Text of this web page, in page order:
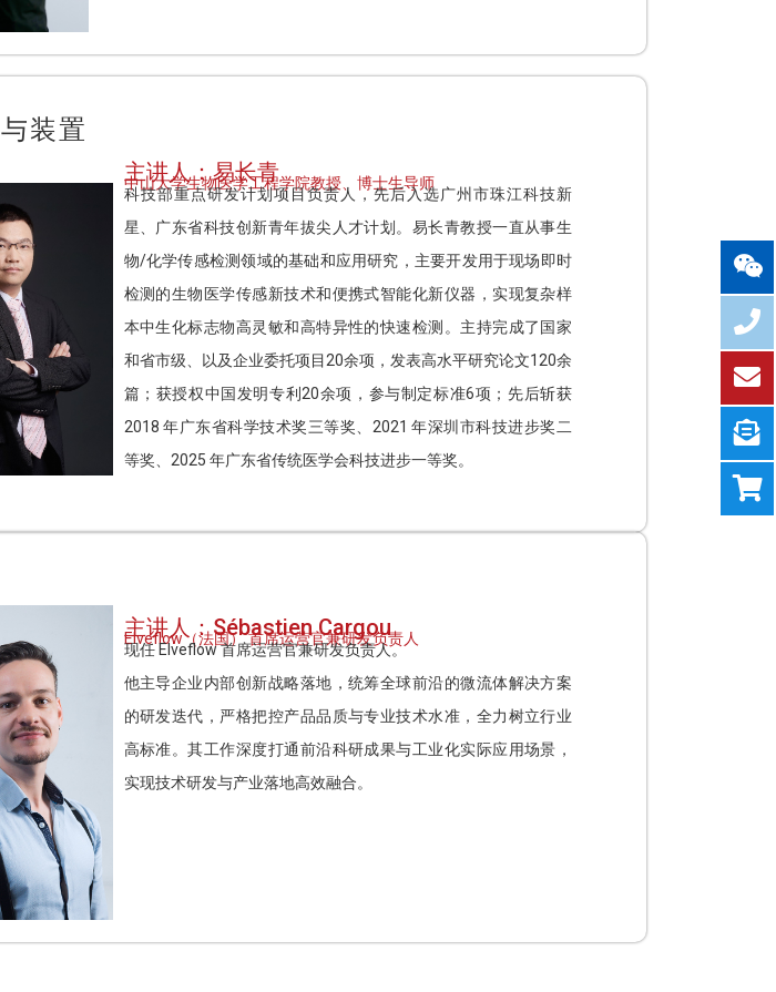
装置
主讲人：易长青
中山大学生物医学工程学院教授、博士生导师
科技部重点研发计划项目负责人，先后入选广州市珠江科技新
星、广东省科技创新青年拔尖人才计划。易长青教授一直从事生
物/化学传感检测领域的基础和应用研究，主要开发用于现场即时
检测的生物医学传感新技术和便携式智能化新仪器，实现复杂样
本中生化标志物高灵敏和高特异性的快速检测。主持完成了国家
和省市级、以及企业委托项目20余项，发表高水平研究论文120余
篇；获授权中国发明专利20余项，参与制定标准6项；先后斩获
2018 年广东省科学技术奖三等奖、2021 年深圳市科技进步奖二
等奖、2025 年广东省传统医学会科技进步一等奖。
主讲人：Sébastien Cargou
Elveflow（法国） 首席运营官兼研发负责人
现任 Elveflow 首席运营官兼研发负责人。
他主导企业内部创新战略落地，统筹全球前沿的微流体解决方案
的研发迭代，严格把控产品品质与专业技术水准，全力树立行业
高标准。其工作深度打通前沿科研成果与工业化实际应用场景，
实现技术研发与产业落地高效融合。